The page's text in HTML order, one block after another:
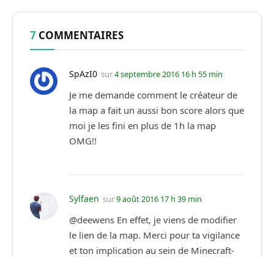
7 COMMENTAIRES
SpAzI0 sur4 septembre 2016 16 h 55 min
Je me demande comment le créateur de
la map a fait un aussi bon score alors que
moi je les fini en plus de 1h la map
OMG!!
Sylfaen sur9 août 2016 17 h 39 min
@deewens En effet, je viens de modifier
le lien de la map. Merci pour ta vigilance
et ton implication au sein de Minecraft-